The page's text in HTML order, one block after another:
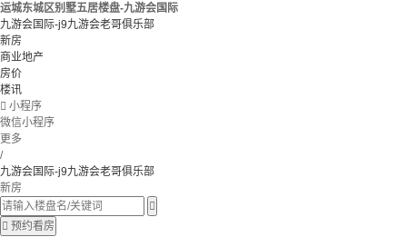
运城东城区别墅五居楼盘-九游会国际
九游会国际-j9九游会老哥俱乐部
新房
商业地产
房价
楼讯
 小程序
微信小程序
更多
/
九游会国际-j9九游会老哥俱乐部
新房

 预约看房